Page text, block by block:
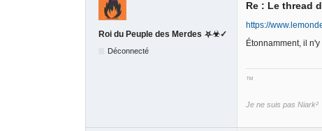
Roi du Peuple des Merdes ⛧☣✓
Déconnecté
Re : Le thread
https://
Étonnamment, il
™
Je ne suis pas Niark²